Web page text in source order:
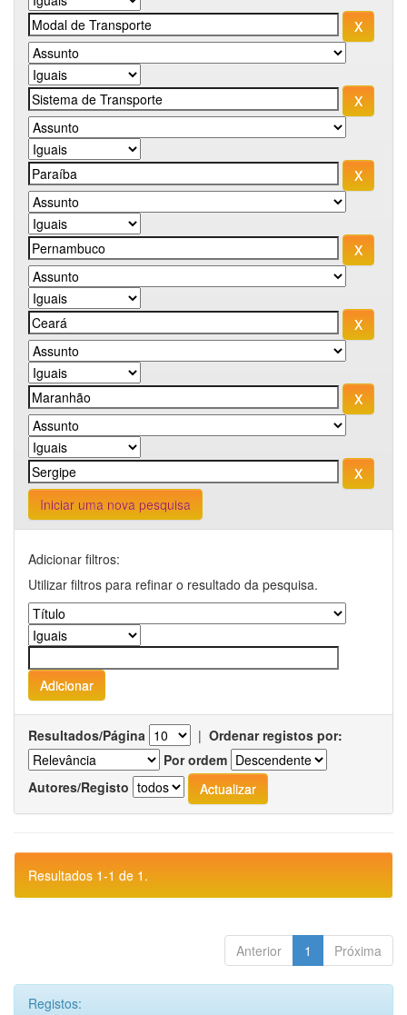
Iniciar uma nova pesquisa
Adicionar filtros:
Utilizar filtros para refinar o resultado da pesquisa.
Resultados/Página | Ordenar registos por:
Por ordem
Autores/Registo
Resultados 1-1 de 1.
Anterior 1 Próxima
Registos: